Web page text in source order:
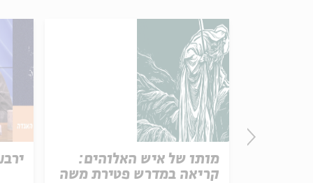
מותו של איש האלוהים:
קריאה במדרש פטירת משה